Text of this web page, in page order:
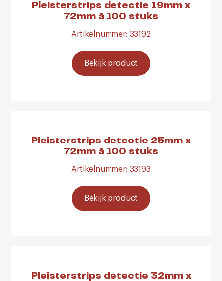
Pleisterstrips detectie 19mm x
72mm à 100 stuks
Artikelnummer: 33192
Bekijk product
Pleisterstrips detectie 25mm x
72mm à 100 stuks
Artikelnummer: 33193
Bekijk product
Pleisterstrips detectie 32mm x